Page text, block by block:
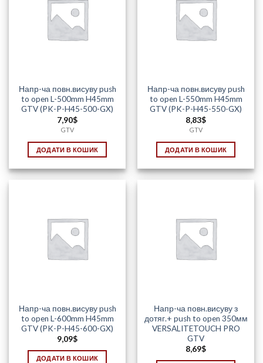
Напр-ча повн.висуву push
to open L-500mm H45mm
GTV (PK-P-H45-500-GX)
7,90$
GTV
ДОДАТИ В КОШИК
Напр-ча повн.висуву push
to open L-550mm H45mm
GTV (PK-P-H45-550-GX)
8,83$
GTV
ДОДАТИ В КОШИК
Напр-ча повн.висуву push
to open L-600mm H45mm
GTV (PK-P-H45-600-GX)
9,09$
ДОДАТИ В КОШИК
Напр-ча повн.висуву з
дотяг.+ push to open 350мм
VERSALITETOUCH PRO
GTV
8,69$